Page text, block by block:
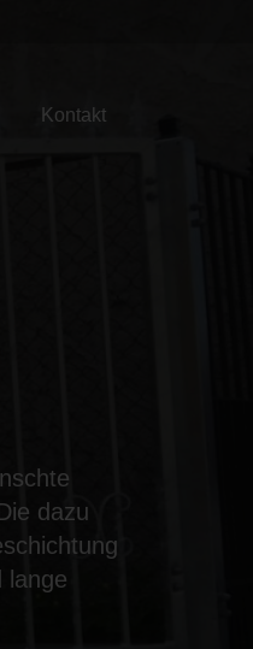
Kontakt
dazu
lange